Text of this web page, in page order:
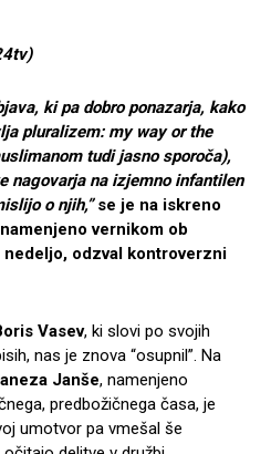
ki pa dobro ponazarja, kako
pluralizem: my way or the
tudi jasno sporoča),
nagovarja na izjemno infantilen
o njih,”se je na iskreno
vernikom ob
odzval kontroverzni
Vasev, ki slovi po svojih
nas je znova “osupnil”. Na
Janše, namenjeno
predbožičnega časa, je
umotvor pa vmešal še